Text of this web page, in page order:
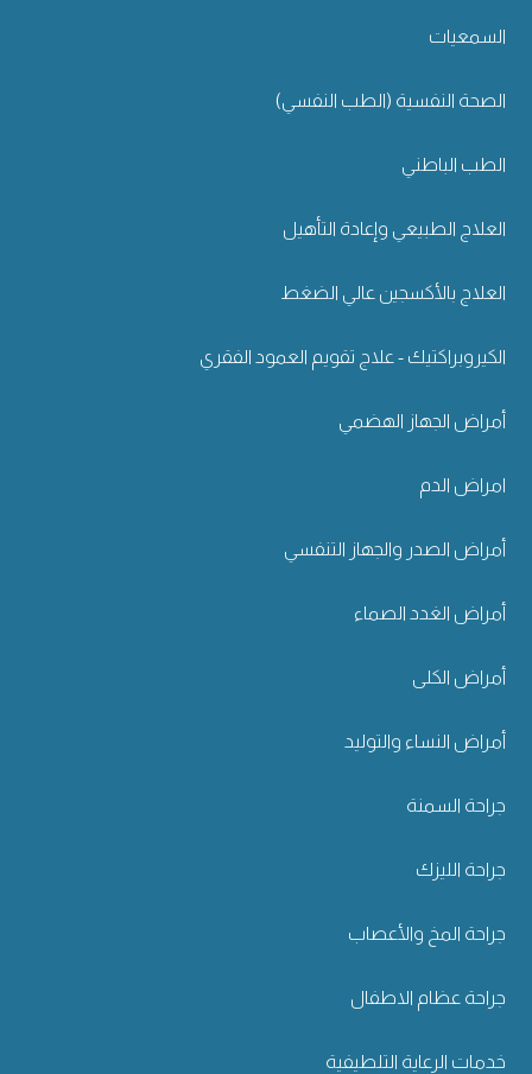
السمعيات
الصحة النفسية (الطب النفسي)
الطب الباطني
العلاج الطبيعي وإعادة التأهيل
العلاج بالأكسجين عالي الضغط
الكيروبراكتيك - علاج تقويم العمود الفقري
أمراض الجهاز الهضمي
امراض الدم
أمراض الصدر والجهاز التنفسي
أمراض الغدد الصماء
أمراض الكلى
أمراض النساء والتوليد
جراحة السمنة
جراحة الليزك
جراحة المخ والأعصاب
جراحة عظام الاطفال
خدمات الرعاية التلطيفية